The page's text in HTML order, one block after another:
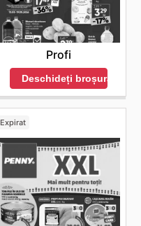
Profi
Deschideți broșura
Expirat